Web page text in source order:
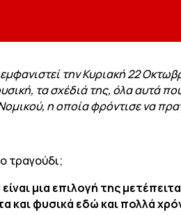
την Κυριακή 22
τα σχέδιά της, όλα αυτά
η οποία φρόντισε να
τραγούδι;
μια επιλογή της
και φυσικά εδώ και πολλά